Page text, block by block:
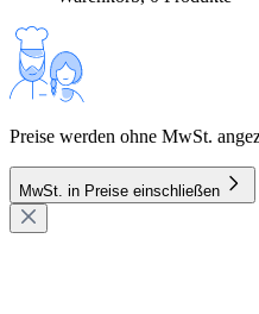
Preise werden ohne MwSt.
MwSt. in Preise einschließen